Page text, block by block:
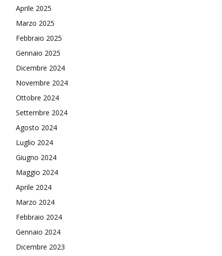
Aprile 2025
Marzo 2025
Febbraio 2025
Gennaio 2025
Dicembre 2024
Novembre 2024
Ottobre 2024
Settembre 2024
Agosto 2024
Luglio 2024
Giugno 2024
Maggio 2024
Aprile 2024
Marzo 2024
Febbraio 2024
Gennaio 2024
Dicembre 2023